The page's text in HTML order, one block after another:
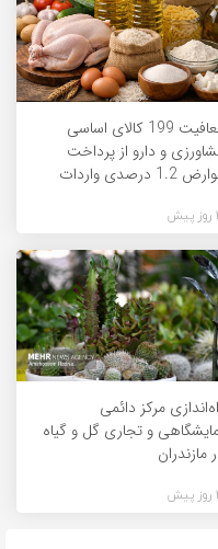
معافیت 199 کالای اساسی
و دارو از پرداخت
1.2 درصدی واردات
مرکز دائمی
و تجاری گل و گیاه
مازندران